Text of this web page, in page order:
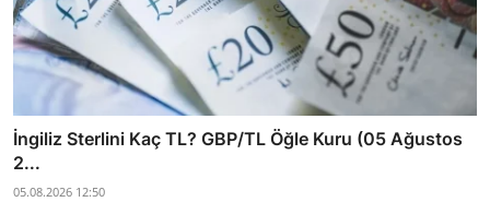
İngiliz Sterlini Kaç TL? GBP/TL Öğle Kuru (05 Ağustos
2...
05.08.2026 12:50